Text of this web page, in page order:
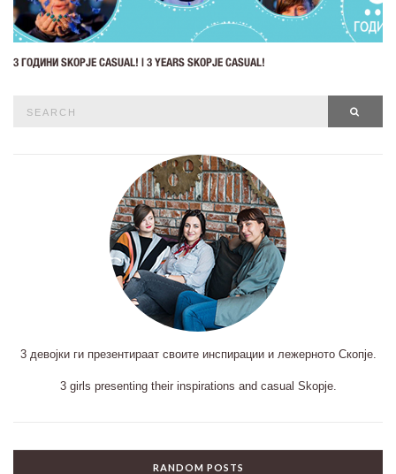
3 ГОДИНИ SKOPJE CASUAL! | 3 YEARS SKOPJE CASUAL!
3 девојки ги презентираат своите инспирации и лежерното Скопје.
3 girls presenting their inspirations and casual Skopje.
RANDOM POSTS